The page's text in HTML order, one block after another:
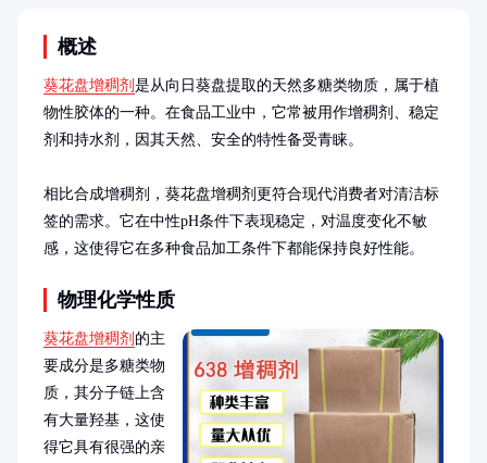
概述
葵花盘增稠剂 是从向日葵盘提取的天然多糖类物质，属于植
物性胶体的一种。在食品工业中，它常被用作增稠剂、稳定
剂和持水剂，因其天然、安全的特性备受青睐。
相比合成增稠剂，葵花盘增稠剂更符合现代消费者对清洁标
签的需求。它在中性pH条件下表现稳定，对温度变化不敏
感，这使得它在多种食品加工条件下都能保持良好性能。
物理化学性质
葵花盘增稠剂 的主
要成分是多糖类物
质，其分子链上含
有大量羟基，这使
得它具有很强的亲